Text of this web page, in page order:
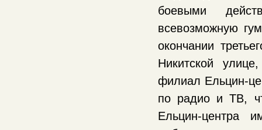
боевыми
всевозможную
окончании
Никитской
филиал Ельцин-
по радио и ТВ,
Ельцин-центра